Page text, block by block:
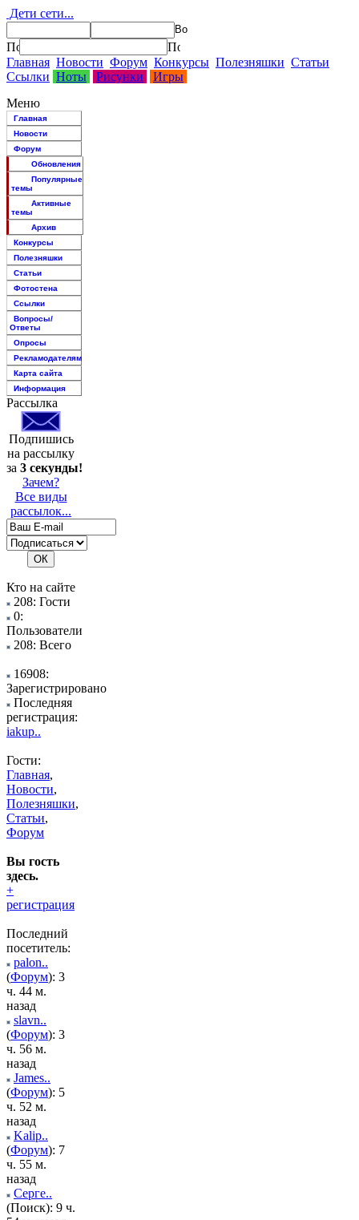
Дети сети...
Главная Новости Форум Конкурсы Полезняшки Статьи
Ссылки Ноты Рисунки
Игры
Меню
Главная
Новости
Форум
Обновления
Популярные
темы
Активные
темы
Архив
Конкурсы
Полезняшки
Статьи
Фотостена
Ссылки
Вопросы/
Ответы
Опросы
Рекламодателям
Карта сайта
Информация
Рассылка
Подпишись
на рассылку
за 3 секунды!
Зачем?
Все виды
рассылок...
Кто на сайте
208: Гости
0:
Пользователи
208: Всего
16908:
Зарегистрировано
Последняя
регистрация:
iakup..
Гости:
Главная,
Новости,
Полезняшки,
Статьи,
Форум
Вы гость
здесь.
+
регистрация
Последний
посетитель:
palon..
(Форум): 3
ч. 44 м.
назад
slavn..
(Форум): 3
ч. 56 м.
назад
James..
(Форум): 5
ч. 52 м.
назад
Kalip..
(Форум): 7
ч. 55 м.
назад
Серге..
(Поиск): 9 ч.